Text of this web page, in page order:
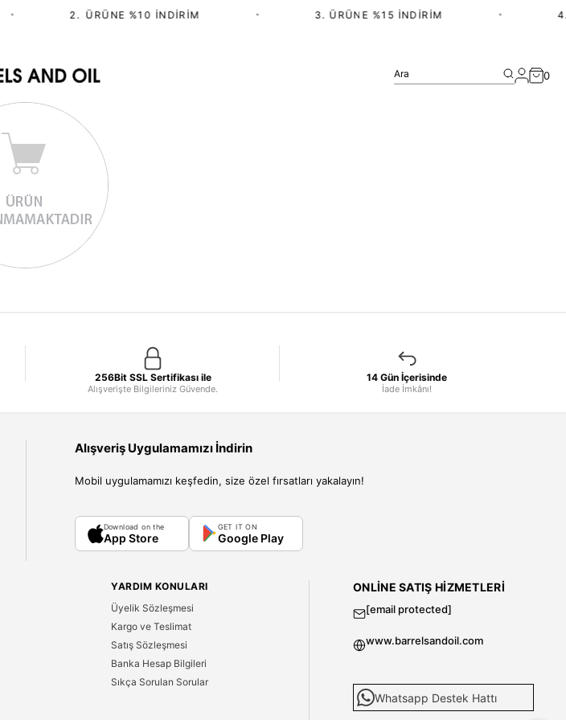
2.⁠ ⁠ÜRÜNE %10 İNDIRIM 3. ÜRÜNE %15 İNDIRIM
Ara 0
256Bit SSL Sertifikası ile
Alışverişte Bilgileriniz Güvende.
14 Gün İçerisinde
İade İmkânı!
Alışveriş Uygulamamızı İndirin
Mobil uygulamamızı keşfedin, size özel fırsatları yakalayın!
Download on the
App Store
GET IT ON
Google Play
YARDIM KONULARI
Üyelik Sözleşmesi
Kargo ve Teslimat
Satış Sözleşmesi
Banka Hesap Bilgileri
Sıkça Sorulan Sorular
ONLINE SATIŞ HIZMETLERI
[email protected]
www.barrelsandoil.com
Whatsapp Destek Hattı